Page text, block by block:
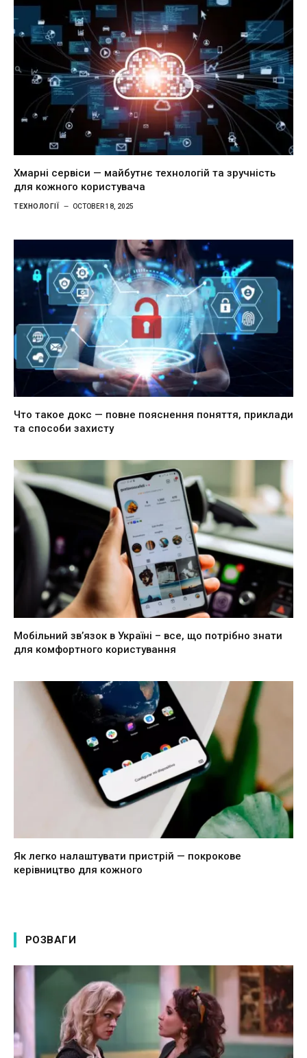
Хмарні сервіси — майбутнє технологій та зручність
для кожного користувача
ТЕХНОЛОГІЇ OCTOBER 18, 2025
Что такое докс — повне пояснення поняття, приклади
та способи захисту
Мобільний зв’язок в Україні – все, що потрібно знати
для комфортного користування
Як легко налаштувати пристрій — покрокове
керівництво для кожного
РОЗВАГИ